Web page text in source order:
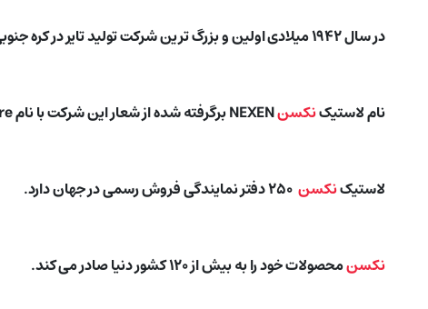
در سال ۱۹۴۲ میلادی اولین و بزرگ ترین شرکت تولید تایر در کره جنوبی به نام لاستیک
نام لاستیکنکسنNEXEN برگرفته شده از شعار این شرکت با نام Next Century Tire است که معنی لاستیک قرن آینده را می دهد.
لاستیکنکسن۲۵۰ دفتر نمایندگی فروش رسمی در جهان دارد.
نکسنمحصولات خود را به بیش از ۱۲۰ کشور دنیا صادر می کند.